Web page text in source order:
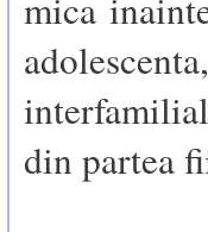
din partea